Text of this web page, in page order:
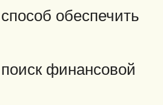
обеспечить
финансовой